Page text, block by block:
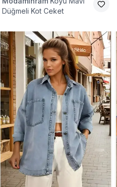
Düğmeli Kot Ceket